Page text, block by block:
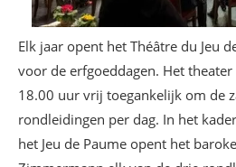
Elk jaar opent het Théâtre du Jeu
voor de erfgoeddagen. Het
18.00 uur vrij toegankelijk om de
rondleidingen per dag. In het
het Jeu de Paume opent het